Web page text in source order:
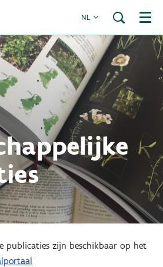
NL Menu
publicaties zijn beschikbaar op het